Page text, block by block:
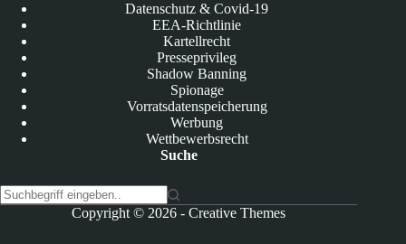
Datenschutz & Covid-19
EEA-Richtlinie
Kartellrecht
Presseprivileg
Shadow Banning
Spionage
Vorratsdatenspeicherung
Werbung
Wettbewerbsrecht
Suche
Copyright © 2026 -Creative Themes